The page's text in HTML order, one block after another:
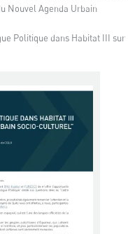
Nouvel Agenda Urbain
Politique dans Habitat III sur